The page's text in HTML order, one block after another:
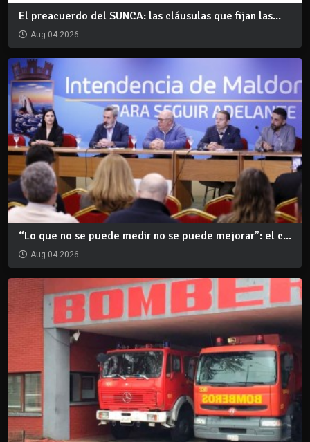
El preacuerdo del SUNCA: las cláusulas que fijan las...
Aug 04 2026
“Lo que no se puede medir no se puede mejorar”: el c...
Aug 04 2026